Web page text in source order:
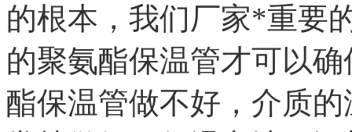
的根本，我们厂家*重要
的聚氨酯保温管才可以
酯保温管做不好，介质